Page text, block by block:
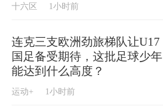
十六区 1小时前
连克三支欧洲劲旅梯队让U17
国足备受期待，这批足球少年
能达到什么高度？
运动+ 1小时前